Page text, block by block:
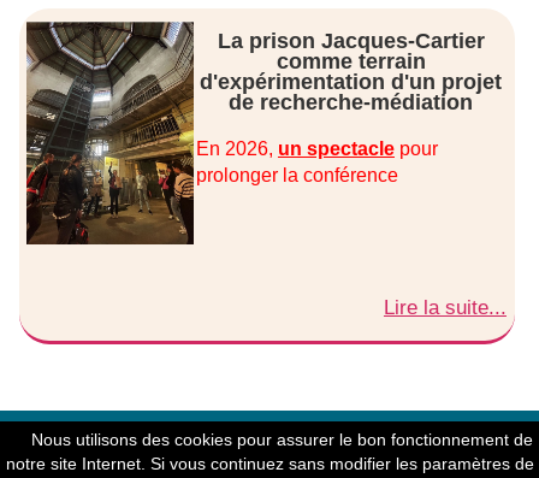
Nous utilisons des cookies pour assurer le bon fonctionnement de
notre site Internet. Si vous continuez sans modifier les paramètres de
La prison Jacques-Cartier
comme terrain
d'expérimentation d'un projet
de recherche-médiation
En 2026, un spectaclepour
prolonger la conférence
Lire la suite...
© Copyright 2004-2026 - Société Archéologique et Historique
d'Ille et Vilaine - Mentions légales - Crédits